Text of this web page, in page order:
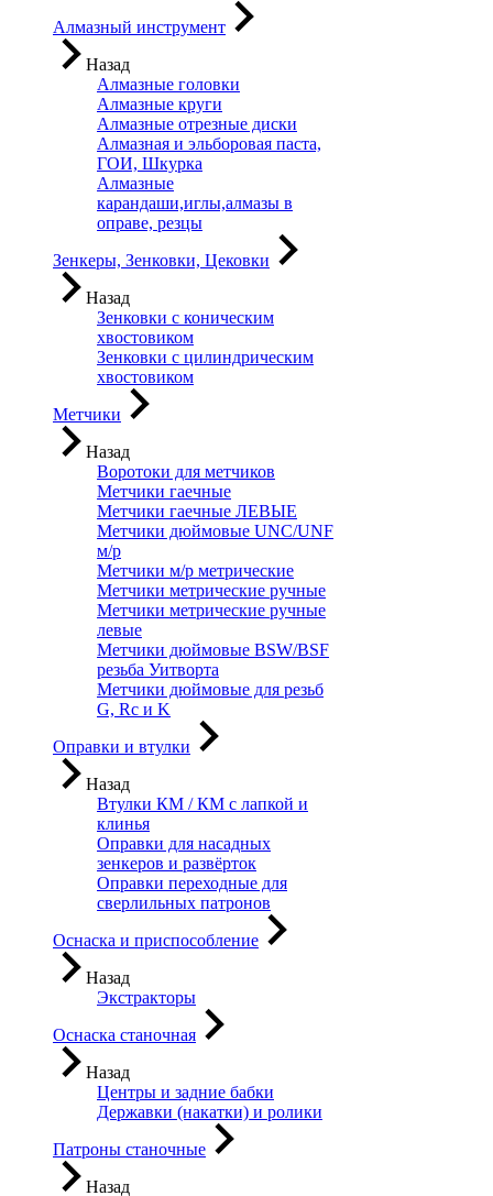
Алмазный инструмент
Назад
Алмазные головки
Алмазные круги
Алмазные отрезные диски
Алмазная и эльборовая паста,
ГОИ, Шкурка
Алмазные
карандаши,иглы,алмазы в
оправе, резцы
Зенкеры, Зенковки, Цековки
Назад
Зенковки с коническим
хвостовиком
Зенковки с цилиндрическим
хвостовиком
Метчики
Назад
Воротоки для метчиков
Метчики гаечные
Метчики гаечные ЛЕВЫЕ
Метчики дюймовые UNC/UNF
м/р
Метчики м/р метрические
Метчики метрические ручные
Метчики метрические ручные
левые
Метчики дюймовые BSW/BSF
резьба Уитворта
Метчики дюймовые для резьб
G, Rc и K
Оправки и втулки
Назад
Втулки КМ / КМ с лапкой и
клинья
Оправки для насадных
зенкеров и развёрток
Оправки переходные для
сверлильных патронов
Оснаска и приспособление
Назад
Экстракторы
Оснаска станочная
Назад
Центры и задние бабки
Державки (накатки) и ролики
Патроны станочные
Назад